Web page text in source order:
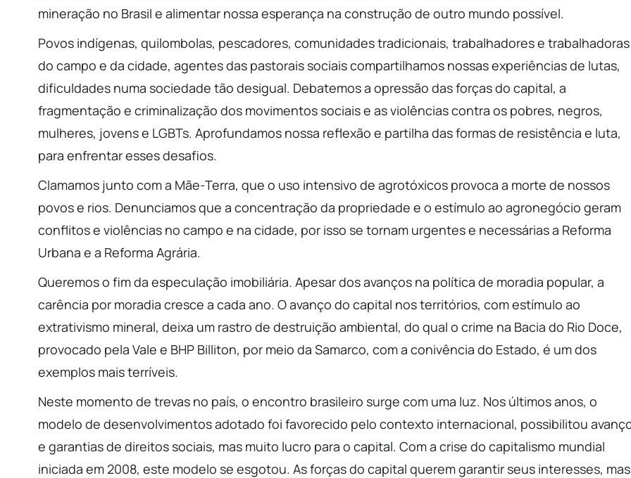
mineração no Brasil e alimentar nossa esperança na construção de outro mundo possível.
Povos indígenas, quilombolas, pescadores, comunidades tradicionais, trabalhadores e trabalhadoras
do campo e da cidade, agentes das pastorais sociais compartilhamos nossas experiências de lutas,
dificuldades numa sociedade tão desigual. Debatemos a opressão das forças do capital, a
fragmentação e criminalização dos movimentos sociais e as violências contra os pobres, negros,
mulheres, jovens e LGBTs. Aprofundamos nossa reflexão e partilha das formas de resistência e luta,
para enfrentar esses desafios.
Clamamos junto com a Mãe-Terra, que o uso intensivo de agrotóxicos provoca a morte de nossos
povos e rios. Denunciamos que a concentração da propriedade e o estímulo ao agronegócio geram
conflitos e violências no campo e na cidade, por isso se tornam urgentes e necessárias a Reforma
Urbana e a Reforma Agrária.
Queremos o fim da especulação imobiliária. Apesar dos avanços na política de moradia popular, a
carência por moradia cresce a cada ano. O avanço do capital nos territórios, com estímulo ao
extrativismo mineral, deixa um rastro de destruição ambiental, do qual o crime na Bacia do Rio Doce,
provocado pela Vale e BHP Billiton, por meio da Samarco, com a conivência do Estado, é um dos
exemplos mais terríveis.
Neste momento de trevas no país, o encontro brasileiro surge com uma luz. Nos últimos anos, o
modelo de desenvolvimentos adotado foi favorecido pelo contexto internacional, possibilitou
e garantias de direitos sociais, mas muito lucro para o capital. Com a crise do capitalismo mundial
iniciada em 2008, este modelo se esgotou. As forças do capital querem garantir seus interesses, mas